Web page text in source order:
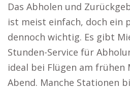
Das Abholen und
ist meist einfach, doch ein
dennoch wichtig. Es gibt
Stunden-Service für
ideal bei Flügen am frühen
Abend. Manche Stationen